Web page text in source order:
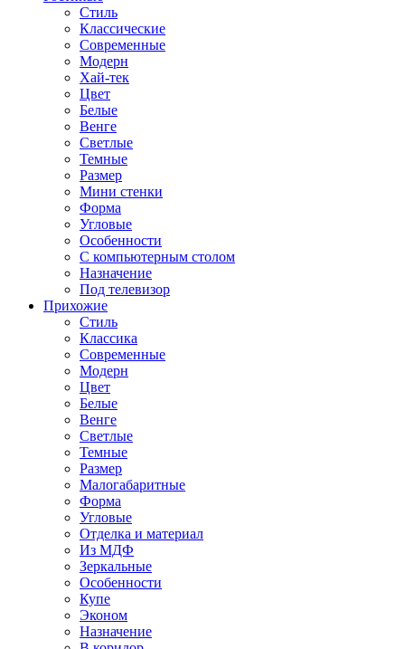
Стиль
Классические
Современные
Модерн
Хай-тек
Цвет
Белые
Венге
Светлые
Темные
Размер
Мини стенки
Форма
Угловые
Особенности
С компьютерным столом
Назначение
Под телевизор
Прихожие
Стиль
Классика
Современные
Модерн
Цвет
Белые
Венге
Светлые
Темные
Размер
Малогабаритные
Форма
Угловые
Отделка и материал
Из МДФ
Зеркальные
Особенности
Купе
Эконом
Назначение